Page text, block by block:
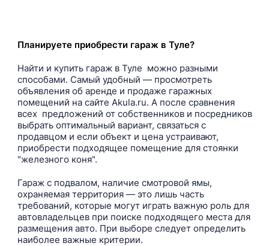
Планируете приобрести гараж в Туле?
Найти и купить гараж в Туле можно разными
способами. Самый удобный — просмотреть
объявления об аренде и продаже гаражных
помещений на сайте Akula.ru. А после сравнения
всех предложений от собственников и посредников
выбрать оптимальный вариант, связаться с
продавцом и если объект и цена устраивают,
приобрести подходящее помещение для стоянки
"железного коня".
Гараж с подвалом, наличие смотровой ямы,
охраняемая территория — это лишь часть
требований, которые могут играть важную роль для
автовладельцев при поиске подходящего места для
размещения авто. При выборе следует определить
наиболее важные критерии.